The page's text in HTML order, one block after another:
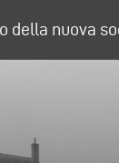
nuova